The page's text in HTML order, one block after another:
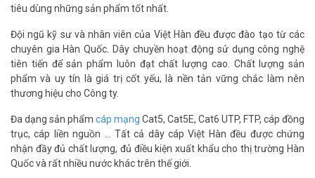
Dây mạng CAT5E UTP được rất nhiều người ưa chuộng bởi tính ổn
định cao, truyền dữ liệu tốt, giá thành hợp lý. Dây mạng CAT5E
thường được sử dụng trong hệ thống mạng LAN nội bộ, nhà ở gia
đình, tòa cao ốc, văn phòng,..
trên thị trường với giá thành rẻ, chất lượng đảm bảo.
Thông số kỹ thuật dây cáp mạng Việt Hàn
CAT.5E UTP 24AWG HDPE 305m
tiêu dùng những sản phẩm tốt nhất.
Đội ngũ kỹ sư và nhân viên của Việt Hàn đều được đào tạo từ các
chuyên gia Hàn Quốc. Dây chuyền hoạt động sử dụng công nghệ
tiên tiến để sản phẩm luôn đạt chất lượng cao. Chất lượng sản
phẩm và uy tín là giá trị cốt yếu, là nền tản vững chắc làm nên
thương hiệu cho Công ty.
Đa dạng sản phẩm cáp mạng Cat5, Cat5E, Cat6 UTP, FTP, cáp đồng
trục, cáp liền nguồn … Tất cả dây cáp Việt Hàn đều được chứng
nhận đầy đủ chất lượng, đủ điều kiện xuất khẩu cho thị trường Hàn
Quốc và rất nhiều nước khác trên thế giới.